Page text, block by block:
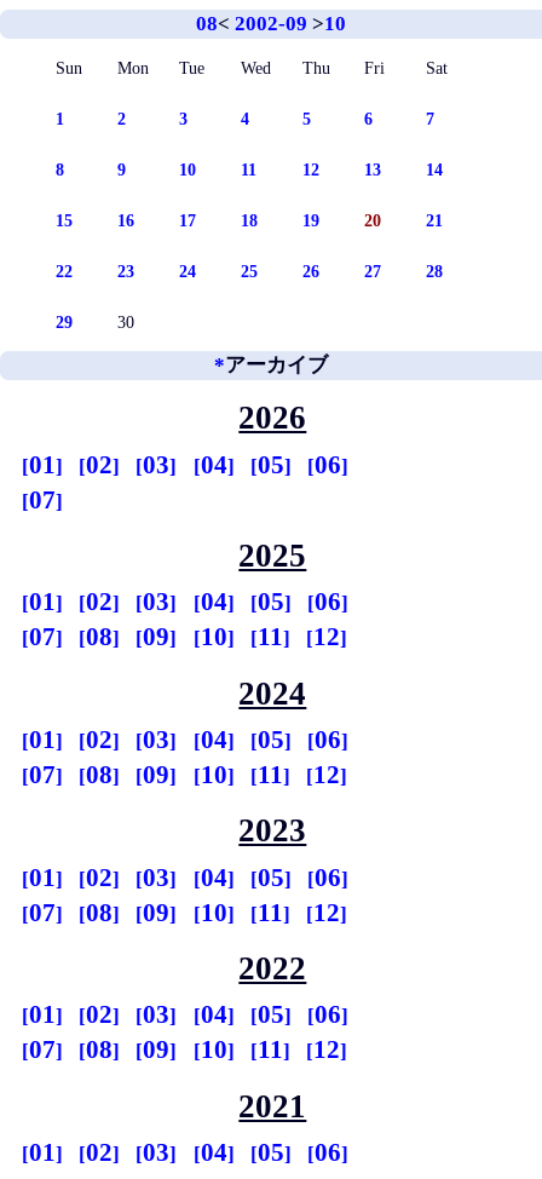
08< 2002-09 >10
Sun Mon Tue Wed Thu Fri Sat
1 2 3 4 5 6 7
8 9 10 11 12 13 14
15 16 17 18 19 20 21
22 23 24 25 26 27 28
29 30
*アーカイブ
2026
01 02 03 04 05
06
07
2025
01 02 03 04 05
06
07
08 09 10 11 12
2024
01 02 03 04 05
06
07
08 09 10 11 12
2023
01 02 03 04 05
06
07
08 09 10 11 12
2022
01 02 03 04 05
06
07
08 09 10 11 12
2021
01 02 03 04 05
06